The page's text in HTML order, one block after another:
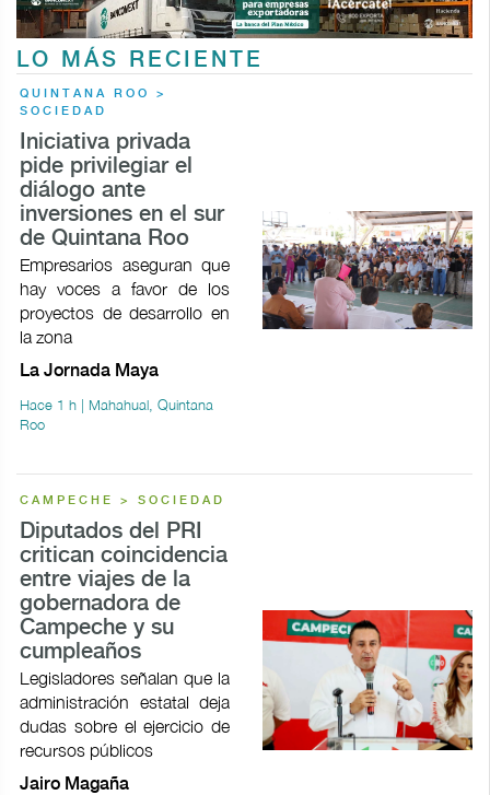
LO MÁS RECIENTE
QUINTANA ROO >
SOCIEDAD
Iniciativa privada
pide privilegiar el
diálogo ante
inversiones en el sur
de Quintana Roo
Empresarios aseguran que
hay voces a favor de los
proyectos de desarrollo en
la zona
La Jornada Maya
Hace 1 h | Mahahual, Quintana
Roo
CAMPECHE > SOCIEDAD
Diputados del PRI
critican coincidencia
entre viajes de la
gobernadora de
Campeche y su
cumpleaños
Legisladores señalan que la
administración estatal deja
dudas sobre el ejercicio de
recursos públicos
Jairo Magaña